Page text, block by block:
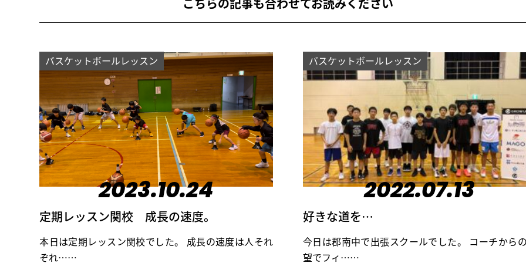
こちらの記事も合わせてお読みください
バスケットボールレッスン
2023.10.24
定期レッスン関校 成長の速度。
本日は定期レッスン関校でした。 成長の速度は人それ
ぞれ……
バスケットボールレッスン
2022.07.13
好きな道を…
今日は郡南中で出張スクールでした。 コーチから
望でフィ……